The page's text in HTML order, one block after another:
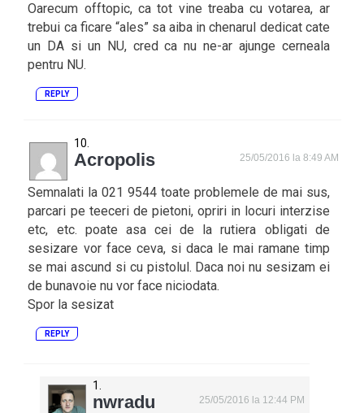
Oarecum offtopic, ca tot vine treaba cu votarea, ar
trebui ca ficare “ales” sa aiba in chenarul dedicat cate
un DA si un NU, cred ca nu ne-ar ajunge cerneala
pentru NU.
REPLY
Acropolis 25/05/2016 la 8:49 AM
Semnalati la 021 9544 toate problemele de mai sus,
parcari pe teeceri de pietoni, opriri in locuri interzise
etc, etc. poate asa cei de la rutiera obligati de
sesizare vor face ceva, si daca le mai ramane timp
se mai ascund si cu pistolul. Daca noi nu sesizam ei
de bunavoie nu vor face niciodata.
Spor la sesizat
REPLY
nwradu 25/05/2016 la 12:44 PM